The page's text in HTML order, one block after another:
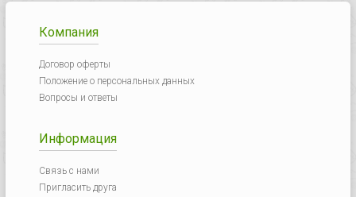
Компания
Договор оферты
Положение о персональных данных
Вопросы и ответы
Информация
Связь с нами
Пригласить друга